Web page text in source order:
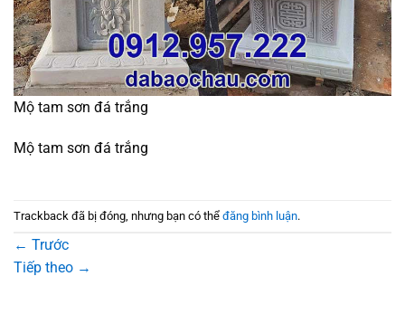
Mộ tam sơn đá trắng
Mộ tam sơn đá trắng
Trackback đã bị đóng, nhưng bạn có thể đăng bình luận.
← Trước
Tiếp theo →